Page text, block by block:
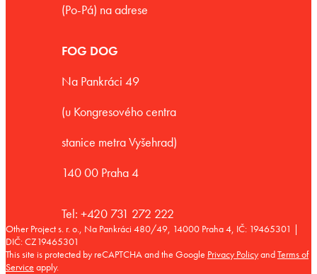
(Po-Pá) na adrese
FOG DOG
Na Pankráci 49
(u Kongresového centra
stanice metra Vyšehrad)
140 00 Praha 4
Tel: +420 731 272 222
Other Project s. r. o., Na Pankráci 480/49, 14000 Praha 4, IČ: 19465301 |
DIČ: CZ19465301
This site is protected by reCAPTCHA and the Google Privacy PolicyandTerms of
Service apply.